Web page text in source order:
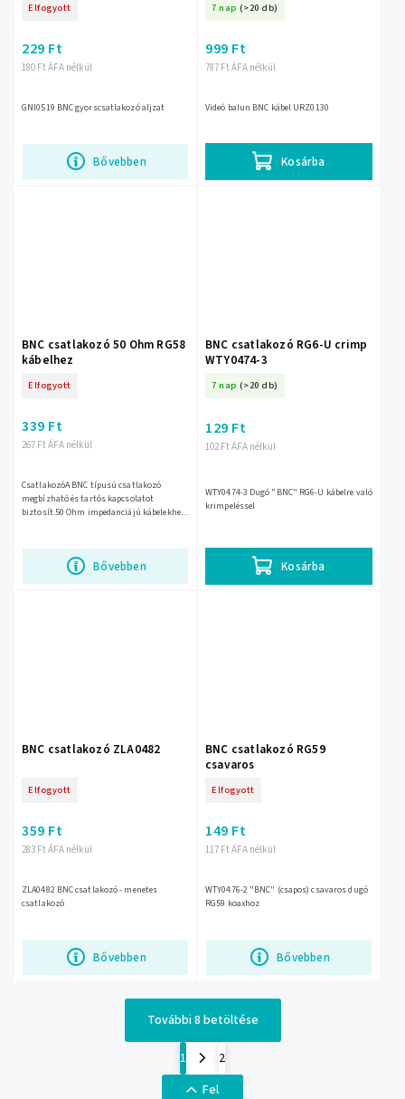
Elfogyott
180 Ft ÁFA nélkül
229 Ft
Bővebben
GNI0519 BNC gyorscsatlakozó aljzat
7 nap (>20 db)
787 Ft ÁFA nélkül
999 Ft
Kosárba
Videó balun BNC kábel URZ0130
BNC csatlakozó 50 Ohm RG58
kábelhez
Elfogyott
267 Ft ÁFA nélkül
339 Ft
Bővebben
CsatlakozóA BNC típusú csatlakozó
megbízható és tartós kapcsolatot
biztosít.50 Ohm impedanciájú kábelekhez
BNC csatlakozó RG6-U crimp
WTY0474-3
7 nap (>20 db)
102 Ft ÁFA nélkül
129 Ft
Kosárba
WTY0474-3 Dugó "BNC" RG6-U kábelre való
krimpeléssel
BNC csatlakozó ZLA0482
Elfogyott
283 Ft ÁFA nélkül
359 Ft
Bővebben
ZLA0482 BNC csatlakozó - menetes
csatlakozó
BNC csatlakozó RG59
csavaros
Elfogyott
117 Ft ÁFA nélkül
149 Ft
Bővebben
WTY0476-2 "BNC" (csapos) csavaros dugó
RG59 koaxhoz
További 8 betöltése
1
2
Fel